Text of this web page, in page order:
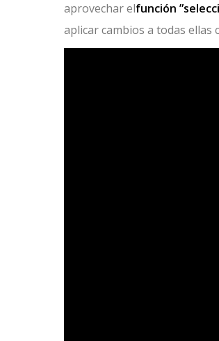
aprovechar elfunción
aplicar cambios a todas ellas